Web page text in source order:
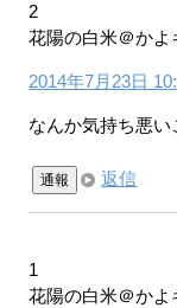
2
花陽の白米＠かよ
2014年7月23日
なんか気持ち悪
通報 返信
1
花陽の白米＠かよ